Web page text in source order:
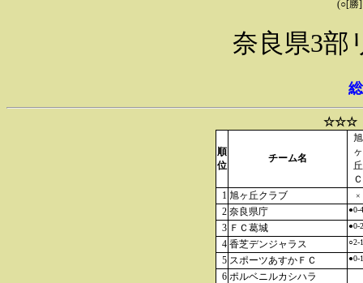
(○[勝
奈良県3部
☆☆☆
順
位
チーム名
旭
ヶ
丘
Ｃ
1 旭ヶ丘クラブ ×
2 奈良県庁 ●0-4
3 ＦＣ葛城 ●0-2
4 香芝デンジャラス ○2-1
5 スポーツあすかＦＣ ●0-1
6 ポルベニルカシハラ